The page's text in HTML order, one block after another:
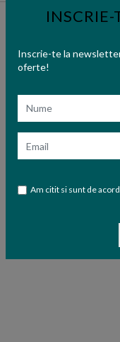
Inscrie-te la
oferte!
Am citit si sunt de